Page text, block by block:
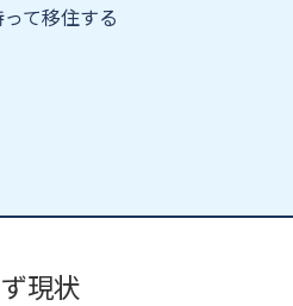
て移住する
現状